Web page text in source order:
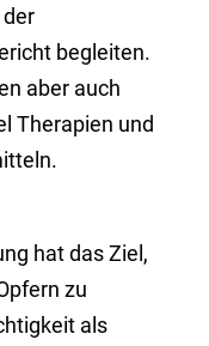
begleiten.
aber auch
Therapien und
hat das Ziel,
zu
als